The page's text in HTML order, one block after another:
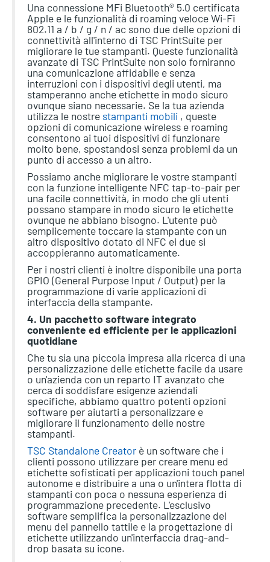
Una connessione MFi Bluetooth® 5.0 certificata
Apple e le funzionalità di roaming veloce Wi-Fi
802.11 a / b / g / n / ac sono due delle opzioni di
connettività all'interno di TSC PrintSuite per
migliorare le tue stampanti. Queste funzionalità
avanzate di TSC PrintSuite non solo forniranno
una comunicazione affidabile e senza
interruzioni con i dispositivi degli utenti, ma
stamperanno anche etichette in modo sicuro
ovunque siano necessarie. Se la tua azienda
utilizza le nostre stampanti mobili , queste
opzioni di comunicazione wireless e roaming
consentono ai tuoi dispositivi di funzionare
molto bene, spostandosi senza problemi da un
punto di accesso a un altro.
Possiamo anche migliorare le vostre stampanti
con la funzione intelligente NFC tap-to-pair per
una facile connettività, in modo che gli utenti
possano stampare in modo sicuro le etichette
ovunque ne abbiano bisogno. L'utente può
semplicemente toccare la stampante con un
altro dispositivo dotato di NFC ei due si
accoppieranno automaticamente.
Per i nostri clienti è inoltre disponibile una porta
GPIO (General Purpose Input / Output) per la
programmazione di varie applicazioni di
interfaccia della stampante.
4. Un pacchetto software integrato
conveniente ed efficiente per le applicazioni
quotidiane
Che tu sia una piccola impresa alla ricerca di una
personalizzazione delle etichette facile da usare
o un'azienda con un reparto IT avanzato che
cerca di soddisfare esigenze aziendali
specifiche, abbiamo quattro potenti opzioni
software per aiutarti a personalizzare e
migliorare il funzionamento delle nostre
stampanti.
TSC Standalone Creator è un software che i
clienti possono utilizzare per creare menu ed
etichette sofisticati per applicazioni touch panel
autonome e distribuire a una o un'intera flotta di
stampanti con poca o nessuna esperienza di
programmazione precedente. L'esclusivo
software semplifica la personalizzazione del
menu del pannello tattile e la progettazione di
etichette utilizzando un'interfaccia drag-and-
drop basata su icone.